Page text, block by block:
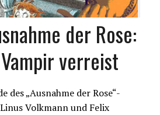
der Rose:
verreist
des „Ausnahme der Rose“-
Volkmann und Felix